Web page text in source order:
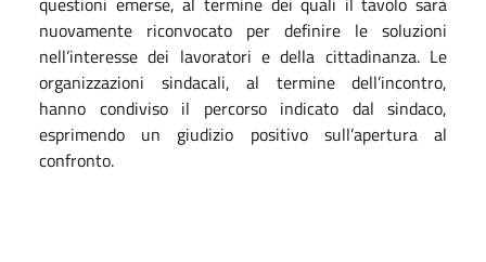
nuovamente riconvocato per definire le soluzioni
nell’interesse dei lavoratori e della cittadinanza. Le
organizzazioni sindacali, al termine dell’incontro,
hanno condiviso il percorso indicato dal sindaco,
esprimendo un giudizio positivo sull’apertura al
confronto.